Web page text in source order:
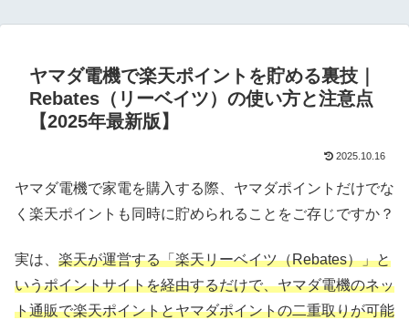
ヤマダ電機で楽天ポイントを貯める裏技｜
Rebates（リーベイツ）の使い方と注意点
【2025年最新版】
2025.10.16
ヤマダ電機で家電を購入する際、ヤマダポイントだけでな
く楽天ポイントも同時に貯められることをご存じですか？
実は、 楽天が運営する「楽天リーベイツ（Rebates）」と
いうポイントサイトを経由するだけで、ヤマダ電機のネッ
ト通販で楽天ポイントとヤマダポイントの二重取りが可能